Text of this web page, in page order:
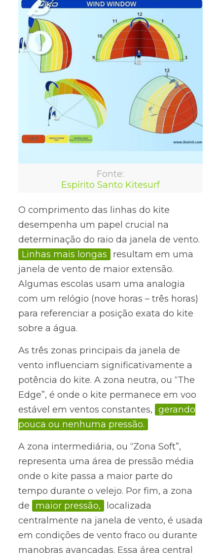
Fonte:
Espírito Santo Kitesurf
O comprimento das linhas do kite
desempenha um papel crucial na
determinação do raio da janela de vento.
Linhas mais longas
resultam em uma
janela de vento de maior extensão.
Algumas escolas usam uma analogia
com um relógio (nove horas – três horas)
para referenciar a posição exata do kite
sobre a água.
As três zonas principais da janela de
vento influenciam significativamente a
potência do kite. A zona neutra, ou “The
Edge”, é onde o kite permanece em voo
estável em ventos constantes, gerando
pouca ou nenhuma pressão.
A zona intermediária, ou “Zona Soft”,
representa uma área de pressão média
onde o kite passa a maior parte do
tempo durante o velejo. Por fim, a zona
de
maior pressão,
localizada
centralmente na janela de vento, é usada
em condições de vento fraco ou durante
manobras avançadas. Essa área central